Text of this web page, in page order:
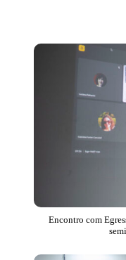
Encontro com